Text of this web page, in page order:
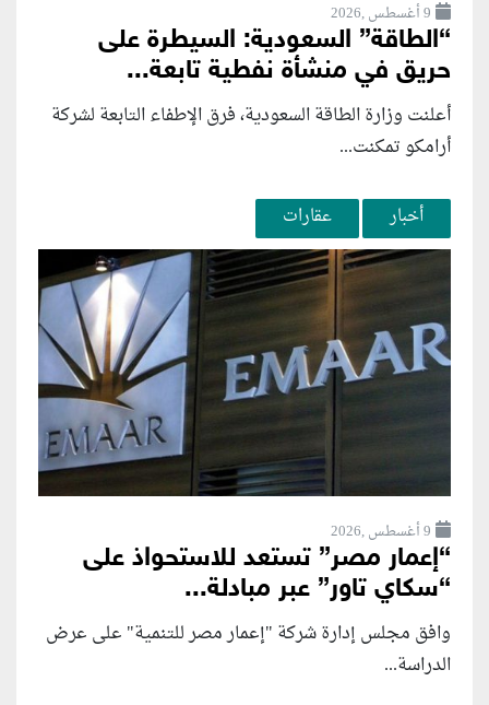
9 أغسطس ,2026
“الطاقة” السعودية: السيطرة على
حريق في منشأة نفطية تابعة...
أعلنت وزارة الطاقة السعودية، فرق الإطفاء التابعة لشركة
أرامكو تمكنت...
أخبار عقارات
9 أغسطس ,2026
“إعمار مصر” تستعد للاستحواذ على
“سكاي تاور” عبر مبادلة...
وافق مجلس إدارة شركة "إعمار مصر للتنمية" على عرض
الدراسة...